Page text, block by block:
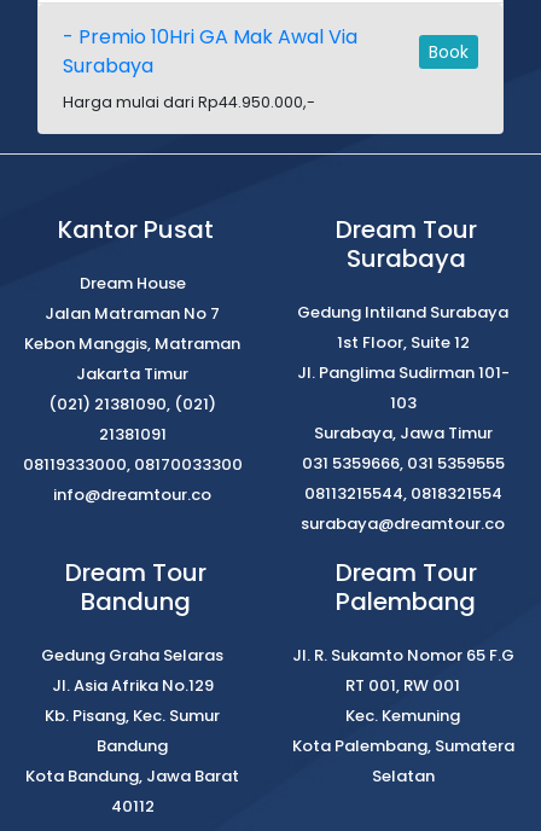
- Premio 10Hri GA Mak Awal Via
Surabaya
Book
Harga mulai dari Rp44.950.000,-
Kantor Pusat
Dream House
Jalan Matraman No 7
Kebon Manggis, Matraman
Jakarta Timur
(021) 21381090, (021)
21381091
08119333000, 08170033300
info@dreamtour.co
Dream Tour
Surabaya
Gedung Intiland Surabaya
1st Floor, Suite 12
Jl. Panglima Sudirman 101-
103
Surabaya, Jawa Timur
031 5359666, 031 5359555
08113215544, 0818321554
surabaya@dreamtour.co
Dream Tour
Bandung
Gedung Graha Selaras
Jl. Asia Afrika No.129
Kb. Pisang, Kec. Sumur
Bandung
Kota Bandung, Jawa Barat
40112
Dream Tour
Palembang
Jl. R. Sukamto Nomor 65 F.G
RT 001, RW 001
Kec. Kemuning
Kota Palembang, Sumatera
Selatan